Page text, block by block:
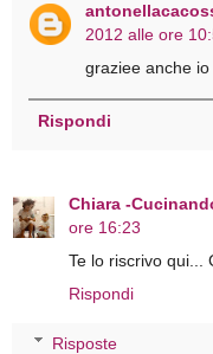
2012 alle ore
graziee anche
Rispondi
Chiara -
ore 16:23
Te lo riscrivo qui...
Rispondi
Risposte